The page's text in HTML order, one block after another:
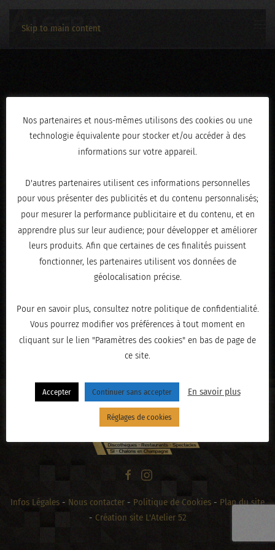
Skip to main content
AN0A2205
ÉCRIT LEJANVIER 20, 2026 .
« PRÉCÉDENT
Infos Légales - Nous contacter - Politique de Cookies - Plan du site
- Création site L'Atelier 52
Nos partenaires et nous-mêmes utilisons des cookies ou une
technologie équivalente pour stocker et/ou accéder à des
informations sur votre appareil.
D'autres partenaires utilisent ces informations personnelles
pour vous présenter des publicités et du contenu personnalisés;
pour mesurer la performance publicitaire et du contenu, et en
apprendre plus sur leur audience; pour développer et améliorer
leurs produits. Afin que certaines de ces finalités puissent
fonctionner, les partenaires utilisent vos données de
géolocalisation précise.
Pour en savoir plus, consultez notre politique de confidentialité.
Vous pourrez modifier vos préférences à tout moment en
cliquant sur le lien "Paramètres des cookies" en bas de page de
ce site.
Accepter Continuer sans accepter En savoir plus
Réglages de cookies